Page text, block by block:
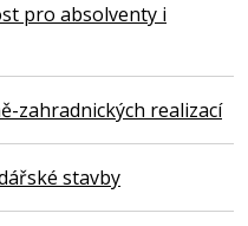
pro absolventy i
zahradnických realizací
stavby